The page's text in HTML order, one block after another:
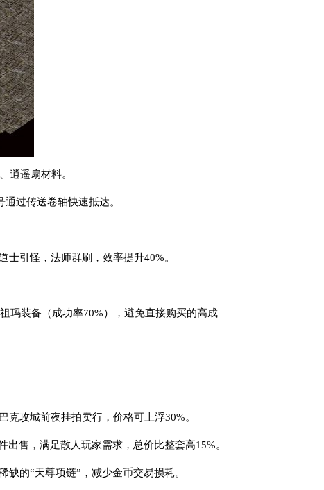
逍遥扇材料。
过传送卷轴快速抵达。
士引怪，法师群刷，效率提升40%。
玛装备（成功率70%），避免直接购买的高成
克攻城前夜挂拍卖行，价格可上浮30%。
出售，满足散人玩家需求，总价比整套高15%。
的“天尊项链”，减少金币交易损耗。